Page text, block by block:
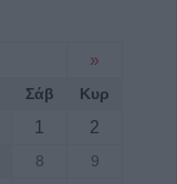
»
Σάβ Κυρ
1
2
8
9